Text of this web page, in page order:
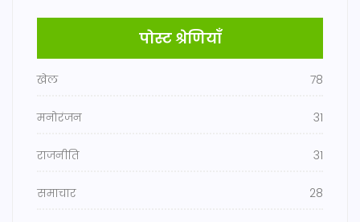
पोस्ट श्रेणियाँ
खेल 78
मनोरंजन 31
राजनीति 31
समाचार 28